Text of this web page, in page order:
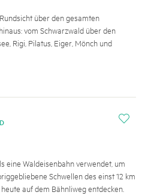
über den gesamten
vom Schwarzwald über den
Rigi, Pilatus, Eiger, Mönch und
i
eine Waldeisenbahn verwendet, um
Schwellen des einst 12 km
auf dem Bähnliweg entdecken.